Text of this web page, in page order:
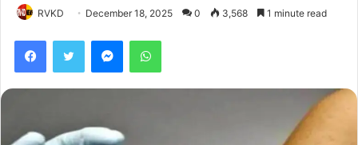
RVKD December 18, 2025 0 3,568 1 minute read
FacebookTwitter MessengerWhatsApp